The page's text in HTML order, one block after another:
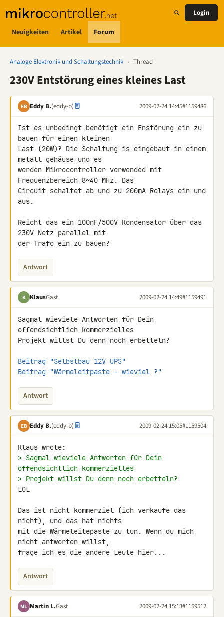
Neuigkeiten Artikel Forum
Login
Analoge Elektronik und Schaltungstechnik › Thread
230V Entstörung eines kleines Last
EB Eddy B.(eddy-b) 2009-02-24 14:45#1159486
Ist es unbedingt benötigt ein Enstörung ein zu
bauen für einen kleinen
Last (20W)? Die Schaltung is eingebaut in einem
metall gehäuse und es
werden Mikrocontroller verwended mit
Frequenzbereich 8~40 MHz. Das
Circuit schaltet ab und zu 200mA Relays ein und
aus.
Reicht das ein 100nF/500V Kondensator über das
230V Netz parallel mit
der Trafo ein zu bauen?
Antwort
K KlausGast 2009-02-24 14:49#1159491
Sagmal wieviele Antworten für Dein
offendsichtlich kommerzielles
Projekt willst Du denn noch erbetteln?
Beitrag "Selbstbau 12V UPS"
Beitrag "Wärmeleitpaste - wieviel ?"
Antwort
EB Eddy B.(eddy-b) 2009-02-24 15:05#1159504
> Sagmal wieviele Antworten für Dein
offendsichtlich kommerzielles
> Projekt willst Du denn noch erbetteln?
LOL
Das ist nicht kommerziel (ich verkaufe das
nicht), und das hat nichts
mit die Wärmeleitepaste zu tun. Wenn du mich
nicht antworten willst,
frage ich es die andere Leute hier...
Antwort
ML Martin L.Gast 2009-02-24 15:13#1159512